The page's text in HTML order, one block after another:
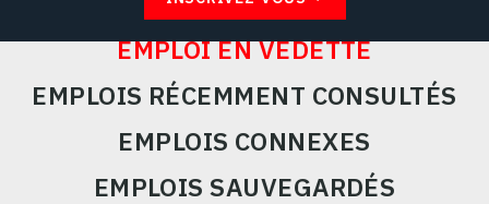
EMPLOI EN VEDETTE
EMPLOIS RÉCEMMENT CONSULTÉS
EMPLOIS CONNEXES
EMPLOIS SAUVEGARDÉS